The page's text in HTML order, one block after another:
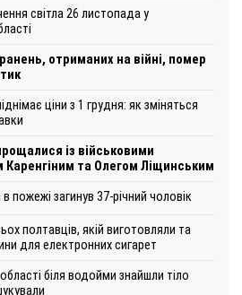
світла 26 листопада у
отриманих на війні, помер
ціни з 1 грудня: як зміняться
із військовими
Каренгіним та Олегом Ліщинським
пожежі загинув 37-річний чоловік
полтавців, якій виготовляли та
для електронних сигарет
біля водойми знайшли тіло